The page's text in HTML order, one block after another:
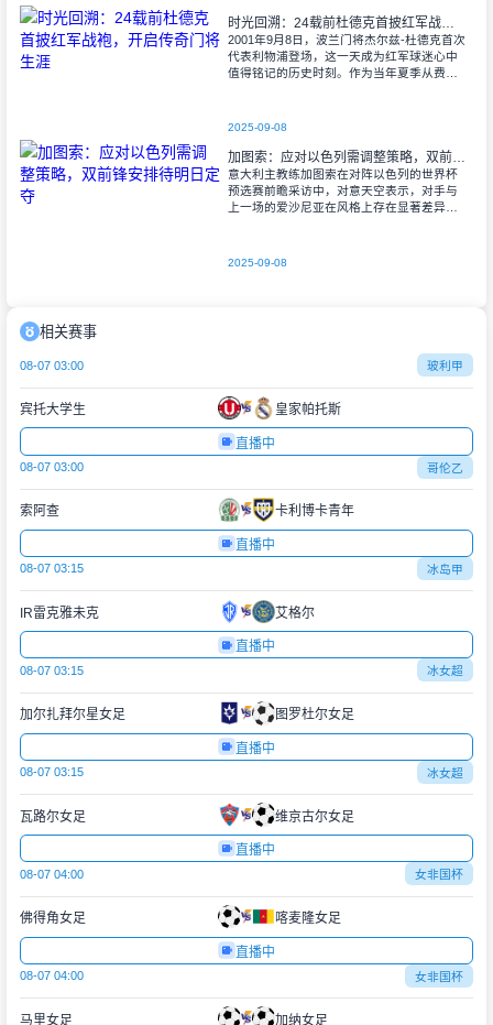
时光回溯：24载前杜德克首披红军战袍，开启传奇门将生涯
2001年9月8日，波兰门将杰尔兹-杜德克首次
代表利物浦登场，这一天成为红军球迷心中
值得铭记的历史时刻。作为当年夏季从费耶
2025-09-08
加图索：应对以色列需调整策略，双前锋安排待明日定夺
意大利主教练加图索在对阵以色列的世界杯
预选赛前瞻采访中，对意天空表示，对手与
上一场的爱沙尼亚在风格上存在显著差异。
出色的
2025-09-08
相关赛事
08-07 03:00 玻利甲
宾托大学生 皇家帕托斯
直播中
08-07 03:00 哥伦乙
索阿查 卡利博卡青年
直播中
08-07 03:15 冰岛甲
IR雷克雅未克 艾格尔
直播中
08-07 03:15 冰女超
加尔扎拜尔星女足 图罗杜尔女足
直播中
08-07 03:15 冰女超
瓦路尔女足 维京古尔女足
直播中
08-07 04:00 女非国杯
佛得角女足 喀麦隆女足
直播中
08-07 04:00 女非国杯
马里女足 加纳女足